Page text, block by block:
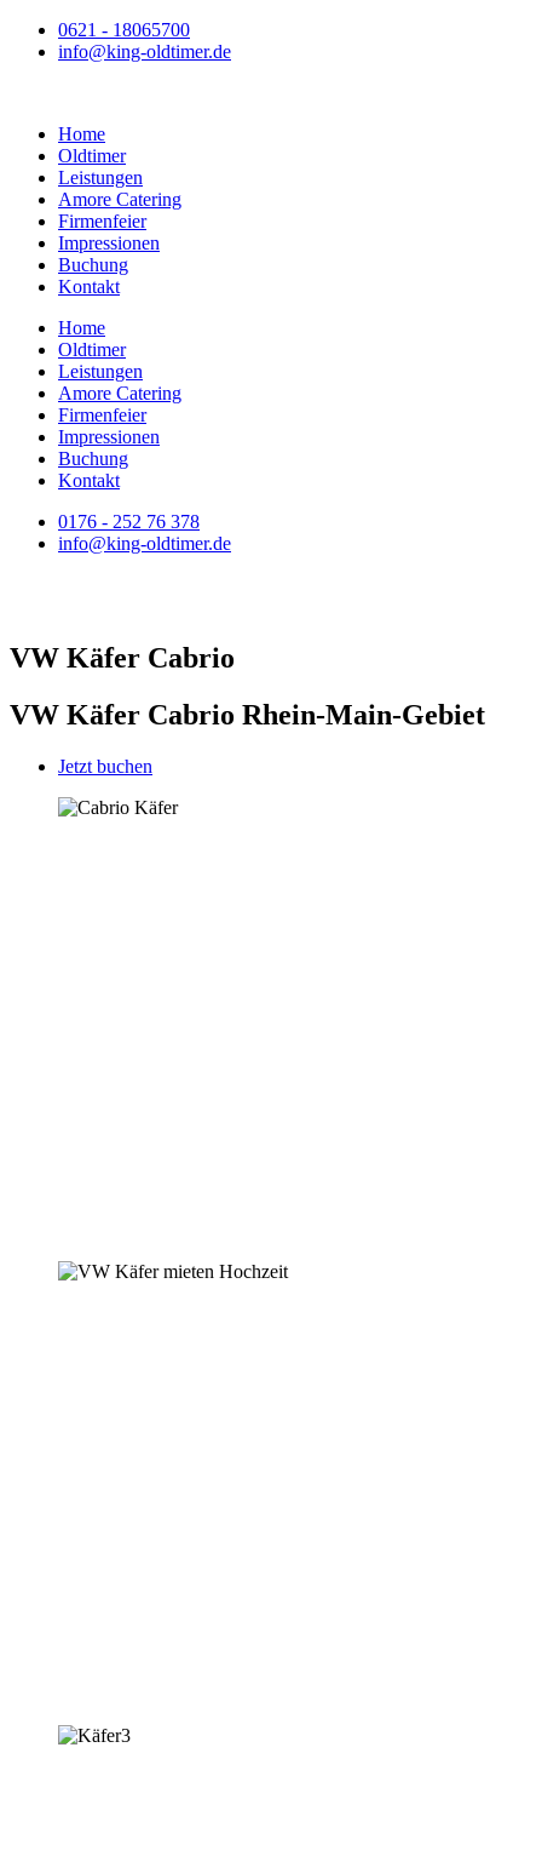
Zum
Inhalt
0621 - 18065700
info@king-oldtimer.de
Home
Oldtimer
Leistungen
Amore Catering
Firmenfeier
Impressionen
Buchung
Kontakt
Home
Oldtimer
Leistungen
Amore Catering
Firmenfeier
Impressionen
Buchung
Kontakt
0176 - 252 76 378
info@king-oldtimer.de
VW Käfer Cabrio
VW Käfer Cabrio Rhein-Main-Gebiet
Jetzt buchen